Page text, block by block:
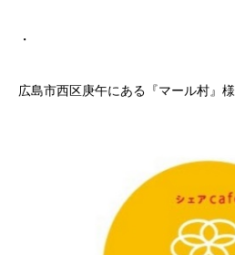
・
広島市西区庚午にある『マール村』様